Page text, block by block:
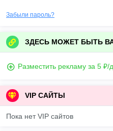
Забыли пароль?
ЗДЕСЬ МОЖЕТ БЫТЬ
Разместить рекламу за 5 ₽/
VIP САЙТЫ
Пока нет VIP сайтов